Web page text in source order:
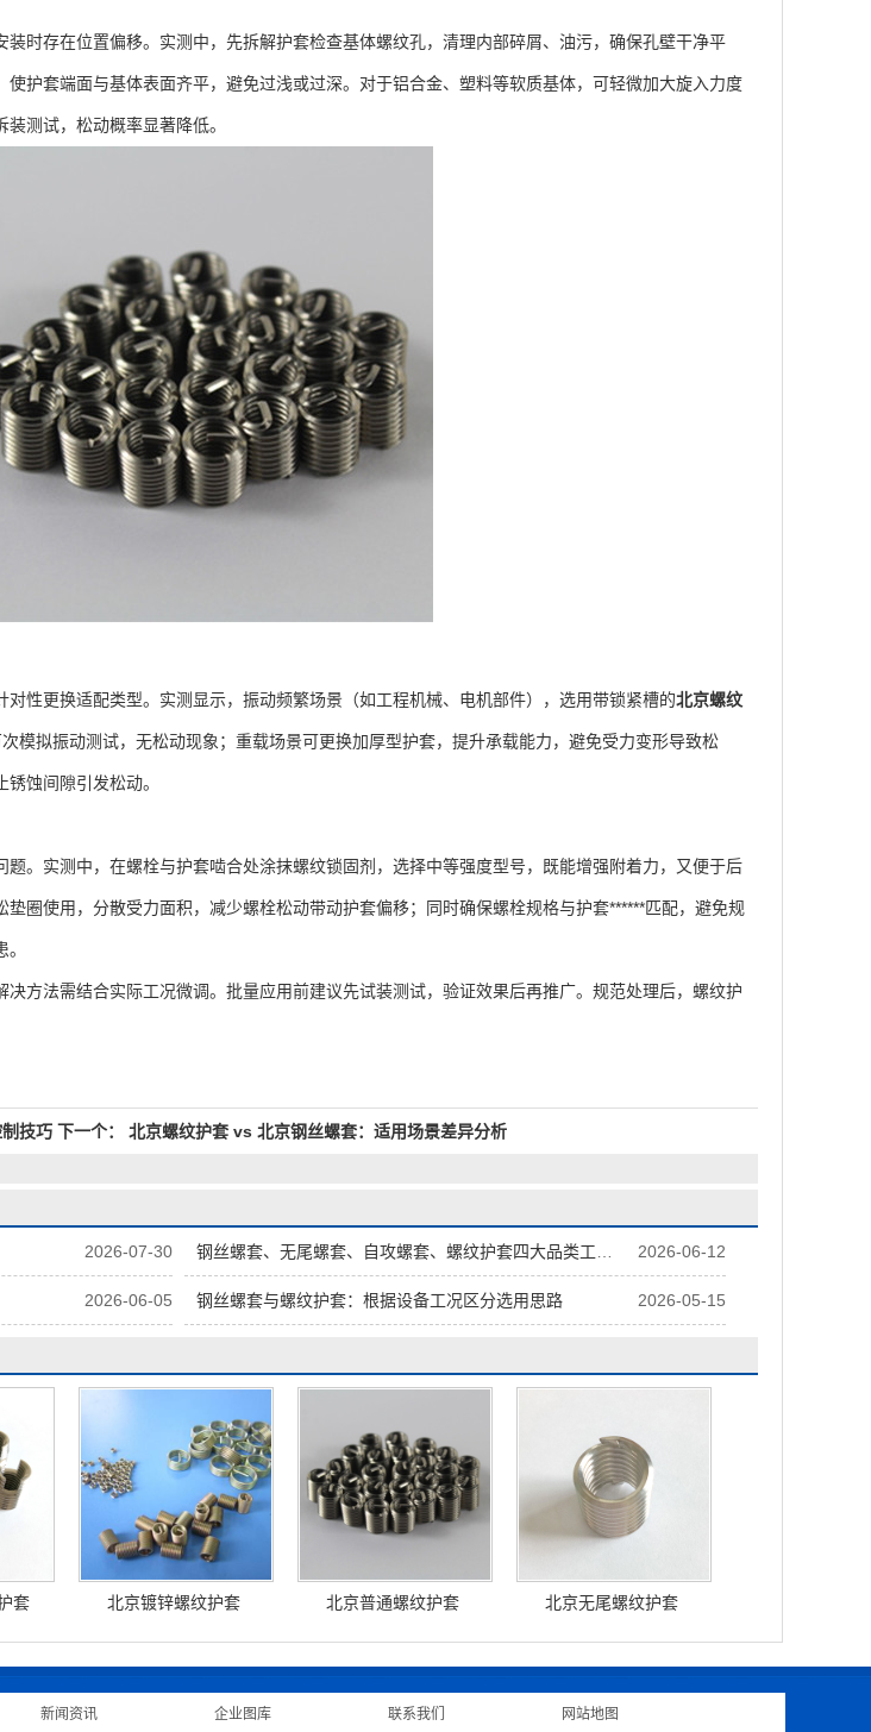
存在位置偏移。实测中，先拆解护套检查基体螺纹孔，清理内部碎屑、油污，确保孔壁干净平
护套端面与基体表面齐平，避免过浅或过深。对于铝合金、塑料等软质基体，可轻微加大旋入力度
测试，松动概率显著降低。
更换适配类型。实测显示，振动频繁场景（如工程机械、电机部件），选用带锁紧槽的北京螺纹
模拟振动测试，无松动现象；重载场景可更换加厚型护套，提升承载能力，避免受力变形导致松
蚀间隙引发松动。
实测中，在螺栓与护套啮合处涂抹螺纹锁固剂，选择中等强度型号，既能增强附着力，又便于后
圈使用，分散受力面积，减少螺栓松动带动护套偏移；同时确保螺栓规格与护套******匹配，避免规
决方法需结合实际工况微调。批量应用前建议先试装测试，验证效果后再推广。规范处理后，螺纹护
技巧 下一个： 北京螺纹护套 vs 北京钢丝螺套：适用场景差异分析
2026-07-30 2026-06-12
钢丝螺套、无尾螺套、自攻螺套、螺纹护套四大品类工况选型对比
2026-06-05 2026-05-15
钢丝螺套与螺纹护套：根据设备工况区分选用思路
套 北京镀锌螺纹护套 北京普通螺纹护套 北京无尾螺纹护套
新闻资讯 企业图库 联系我们 网站地图